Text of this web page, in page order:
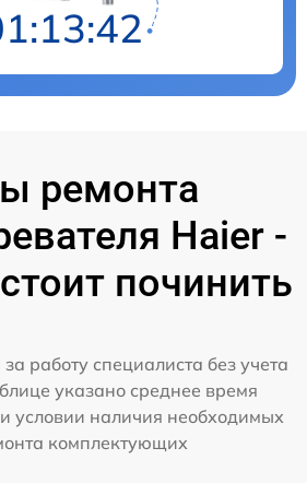
ремонта
Haier -
починить
работу специалиста без учета
указано среднее время
условии наличия необходимых
комплектующих